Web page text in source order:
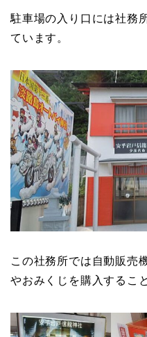
駐車場の入り口には社務
ています。
この社務所では自動販売
やおみくじを購入するこ